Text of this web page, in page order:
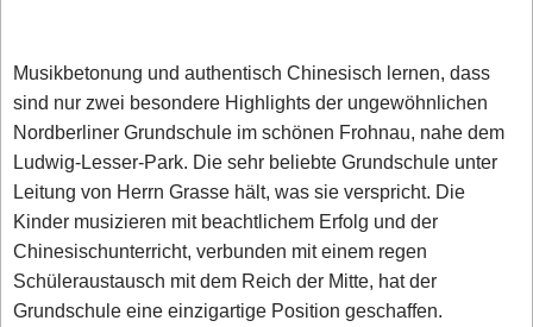
Musikbetonung und authentisch Chinesisch lernen, dass
sind nur zwei besondere Highlights der ungewöhnlichen
Nordberliner Grundschule im schönen Frohnau, nahe dem
Ludwig-Lesser-Park. Die sehr beliebte Grundschule unter
Leitung von Herrn Grasse hält, was sie verspricht. Die
Kinder musizieren mit beachtlichem Erfolg und der
Chinesischunterricht, verbunden mit einem regen
Schüleraustausch mit dem Reich der Mitte, hat der
Grundschule eine einzigartige Position geschaffen.